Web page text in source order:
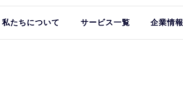
私たちについて サービス一覧 企業情報